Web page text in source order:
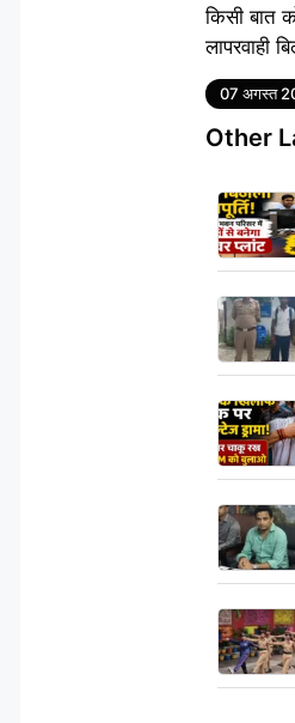
किसी बात
लापरवाही
Tags
07 अगस्त
Other